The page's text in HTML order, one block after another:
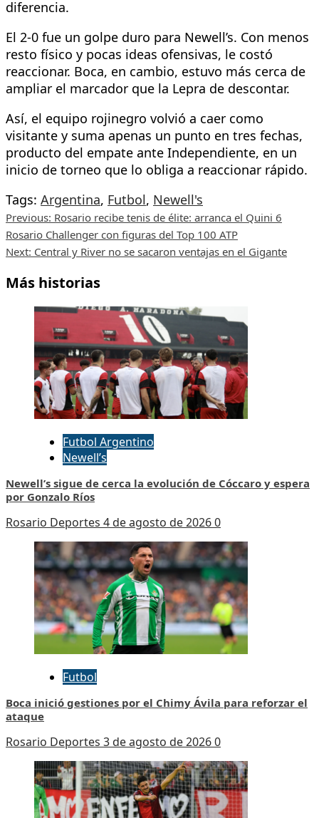
diferencia.
El 2-0 fue un golpe duro para Newell’s. Con menos
resto físico y pocas ideas ofensivas, le costó
reaccionar. Boca, en cambio, estuvo más cerca de
ampliar el marcador que la Lepra de descontar.
Así, el equipo rojinegro volvió a caer como
visitante y suma apenas un punto en tres fechas,
producto del empate ante Independiente, en un
inicio de torneo que lo obliga a reaccionar rápido.
Tags: Argentina, Futbol, Newell's
Post
navigation
Previous: Rosario recibe tenis de élite: arranca el Quini 6
Rosario Challenger con figuras del Top 100 ATP
Next: Central y River no se sacaron ventajas en el Gigante
Más historias
Futbol Argentino
Newell’s
Newell’s sigue de cerca la evolución de Cóccaro y espera
por Gonzalo Ríos
Rosario Deportes 4 de agosto de 20260
Futbol
Boca inició gestiones por el Chimy Ávila para reforzar el
ataque
Rosario Deportes 3 de agosto de 20260